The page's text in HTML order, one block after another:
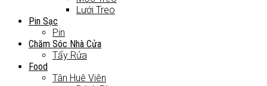
Lưới Treo
Pin Sạc
Pin
Chăm Sóc Nhà Cửa
Tẩy Rửa
Food
Tân Huê Viên